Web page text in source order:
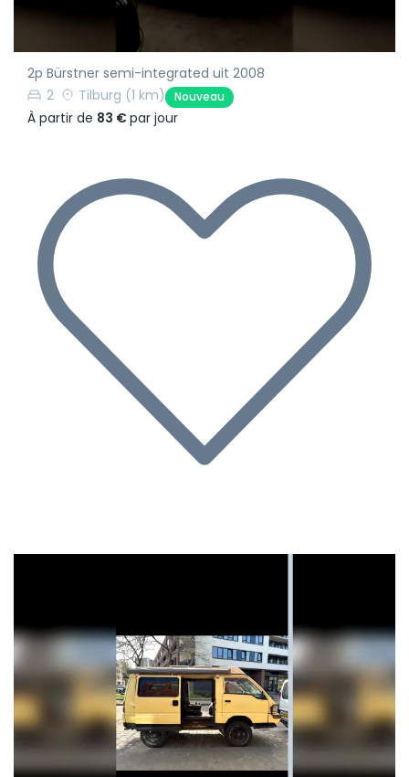
2p Bürstner semi-integrated uit 2008
2
Tilburg (1 km) Nouveau
À partir de 83 €par jour